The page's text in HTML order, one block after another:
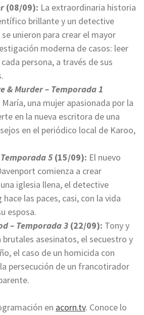
(08/09): La extraordinaria historia
brillante y un detective
unieron para crear el mayor
moderna de casos: leer
persona, a través de sus
& Murder – Temporada 1
María, una mujer apasionada por la
en la nueva escritora de una
en el periódico local de Karoo,
5 (15/09): El nuevo
comienza a crear
iglesia llena, el detective
las paces, casi, con la vida
esposa.
– Temporada 3 (22/09): Tony y
brutales asesinatos, el secuestro y
el caso de un homicida con
persecución de un francotirador
en acorn.tv. Conoce lo